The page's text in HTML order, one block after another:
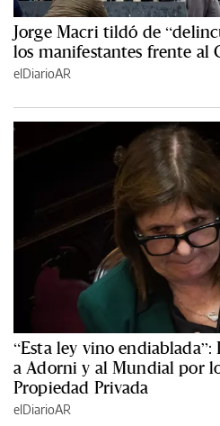
Jorge Macri tildó de
los manifestantes frente al
elDiarioAR
“Esta ley vino
a Adorni y al Mundial por
Propiedad Privada
elDiarioAR